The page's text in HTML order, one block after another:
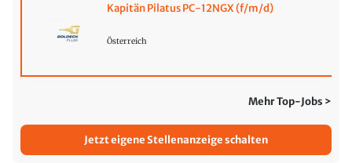
Kapitän Pilatus PC-12NGX (f/m/d)
Österreich
Mehr Top-Jobs >
Jetzt eigene Stellenanzeige schalten